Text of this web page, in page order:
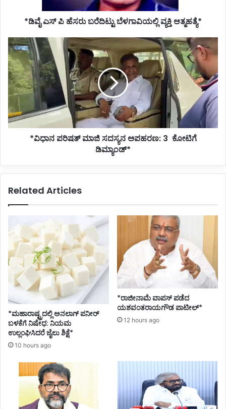
*ಡಿವೈ ಎಸ್ ಪಿ ಹೆಸರು ಬರೆದಿಟ್ಟು ಬೆಳಗಾವಿಯಲ್ಲಿ ವ್ಯಕ್ತಿ ಆತ್ಮಹತ್ಯೆ*
*ವಿಧಾನ
ಪರಿಷತ್
ಮಾಜಿ
ಸದಸ್ಯನ
ಅಪಹರಣ:
3
ಕೋಟಿಗೆ
ಡಿಮ್ಯಾಂಡ್*
*ವಿಧಾನ ಪರಿಷತ್ ಮಾಜಿ ಸದಸ್ಯನ ಅಪಹರಣ: 3 ಕೋಟಿಗೆ
ಡಿಮ್ಯಾಂಡ್*
Related Articles
*ಮಹಾರಾಷ್ಟ್ರದಲ್ಲಿ ಅನಲಾಗ್ ಪನೀರ್
ಬಳಕೆಗೆ ನಿಷೇಧ: ನಿಯಮ
ಉಲ್ಲಂಘಿಸಿದರೆ ಜೈಲು ಶಿಕ್ಷೆ*
10 hours ago
*ರಾಜೀನಾಮೆ ವಾಪಸ್ ಪಡೆದ
ಯಶವಂತರಾಯಗೌಡ ಪಾಟೀಲ್*
12 hours ago